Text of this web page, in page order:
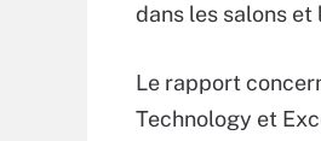
dans les salons et
Le rapport
Technology et